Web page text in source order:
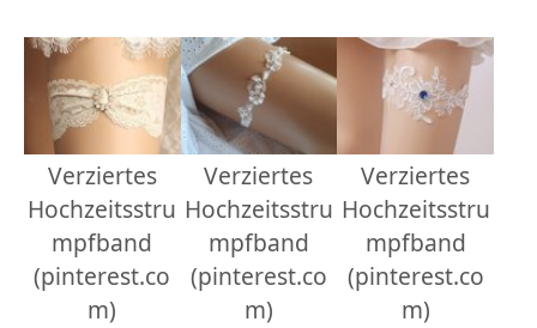
Verziertes
Hochzeitsstru
mpfband
(pinterest.co
m)
Verziertes
Hochzeitsstru
mpfband
(pinterest.co
m)
Verziertes
Hochzeitsstru
mpfband
(pinterest.co
m)